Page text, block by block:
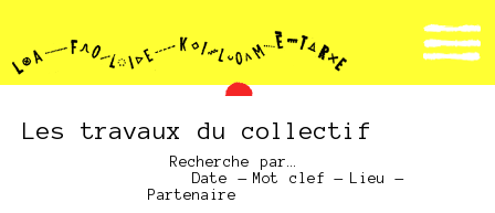
Les travaux du collectif
Recherche par…
Date — Mot clef — Lieu
—
Partenaire